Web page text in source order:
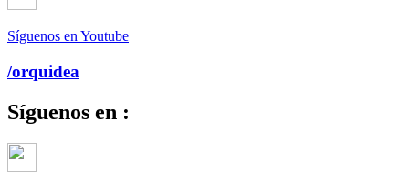
Síguenos en Youtube
/orquidea
Síguenos en :